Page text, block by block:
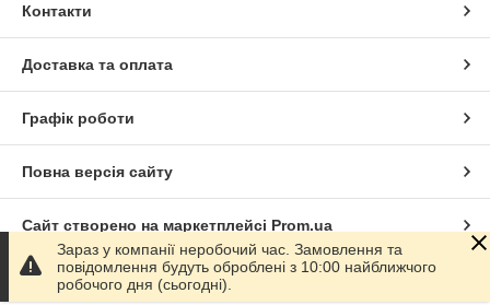
Контакти
Доставка та оплата
Графік роботи
Повна версія сайту
Сайт створено на маркетплейсі Prom.ua
Політика конфіденційності
Зараз у компанії неробочий час. Замовлення та
повідомлення будуть оброблені з 10:00 найближчого
робочого дня (сьогодні).